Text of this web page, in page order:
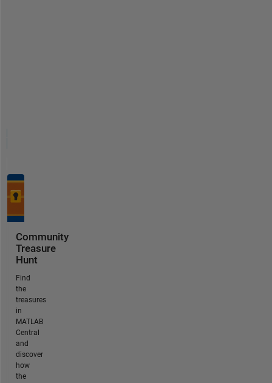
Community
Treasure
Hunt
Find
the
treasures
in
MATLAB
Central
and
discover
how
the